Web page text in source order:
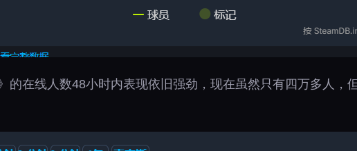
的在线人数48小时内表现依旧强劲，现在虽然只有四万多人，